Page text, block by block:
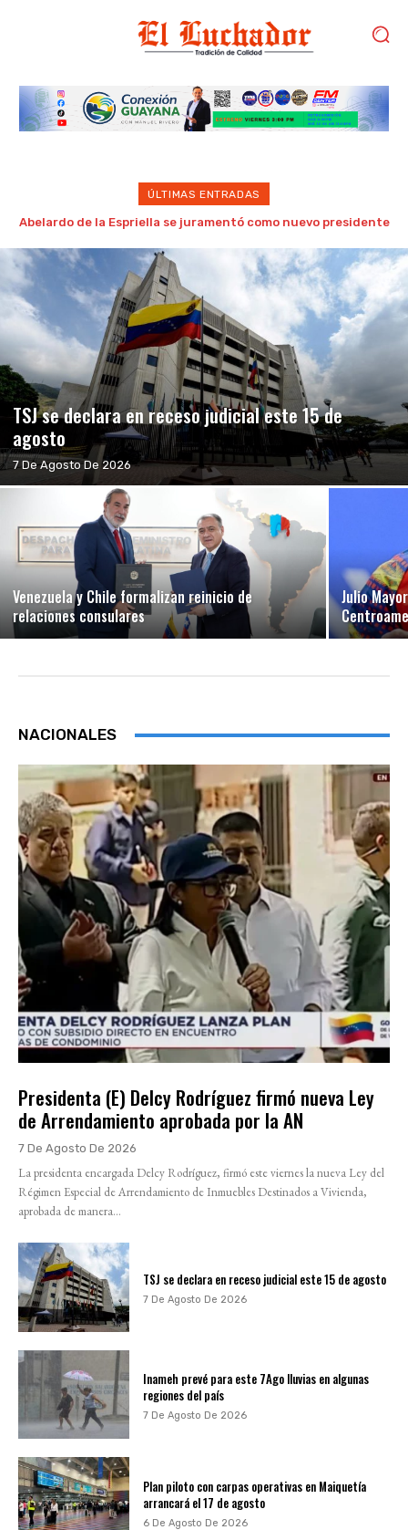
ÚLTIMAS ENTRADAS
Realizan con éxito jornadas de cirugías traumatológicas en
TSJ se declara en receso judicial este 15 de
agosto
7 De Agosto De 2026
Venezuela y Chile formalizan reinicio de
relaciones consulares
Julio
NACIONALES
Presidenta (E) Delcy Rodríguez firmó nueva Ley
de Arrendamiento aprobada por la AN
7 De Agosto De 2026
La presidenta encargada Delcy Rodríguez, firmó este viernes la nueva Ley del
Régimen Especial de Arrendamiento de Inmuebles Destinados a Vivienda,
aprobada de manera...
TSJ se declara en receso judicial este 15 de agosto
7 De Agosto De 2026
Inameh prevé para este 7Ago lluvias en algunas
regiones del país
7 De Agosto De 2026
Plan piloto con carpas operativas en Maiquetía
arrancará el 17 de agosto
6 De Agosto De 2026